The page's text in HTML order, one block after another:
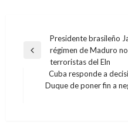
Navegación
de
entradas
Entrada
Presidente brasileño
régimen de Maduro
terroristas del Eln
Entrada
Cuba responde a
Duque de poner fin a